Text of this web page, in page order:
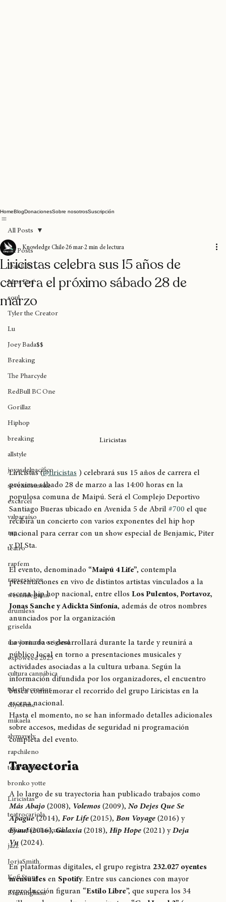
All Posts
Das EFX
Mos Def
soul
Tyler the Creator
Lu
Joey Bada$$
Breaking
The Pharcyde
RedBull BC One
Gorillaz
Hiphop
breaking
allstyle
joyasdelpacífico
seventosmoke
excarcel
valparaíso
rap
teatro
rapfem
rapsessions
westsidegunn
drumless
griselda
movimiento original
expoweed 2025
cultura cannábica
tylerthecreator
chystemc
mikaela
alymayely
rapchileno
teatrocoliseo
bronko yotte
Liricistas
teatrocariola
eskinafamiliaskuad
jazz
JorjaSmith
Kofi Stone
All Posts
Liricistas celebra sus 15 años de
carrera el próximo sábado 28 de
marzo
Knowledge Chile 26 mar 2 min de lectura
Liricistas (@liricistas ) celebrará sus 15 años de carrera el
próximo sábado 28 de marzo a las 14:00 horas en la
populosa comuna de Maipú. Será el Complejo Deportivo
Santiago Bueras ubicado en Avenida 5 de Abril #700 el que
recibirá un concierto con varios exponentes del hip hop
nacional para cerrar con un show especial de Benjamic, Piter
y DJ Sta.
El evento, denominado “Maipú 4 Life”, contempla
presentaciones en vivo de distintos artistas vinculados a la
escena hip hop nacional, entre ellos Los Pulentos, Portavoz,
Jonas Sanche y Adickta Sinfonía
anunciados por la organización
La jornada se desarrollará durante la tarde y reunirá a
público local en torno a presentaciones musicales y
actividades asociadas a la cultura urbana. Según la
información difundida por los organizadores, el encuentro
busca conmemorar el recorrido del grupo Liricistas en la
escena nacional.
Hasta el momento, no se han informado detalles adicionales
sobre accesos, medidas de seguridad ni programación
completa del evento.
Trayectoria
A lo largo de su trayectoria han publicado trabajos como
Más Abajo (2008), Volemos (2009), No Dejes Que Se
Apague (2014), For Life(2015), Bon Voyage (2016) y
Eyau! (2016),
En plataformas digitales, el grupo registra 232.027 oyentes
mensuales en Spotify
. Entre sus canciones con mayor